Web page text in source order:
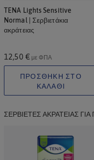
TENA Lights Sensitive
Normal | Σερβιετάκια
ακράτειας
12,50 € με ΦΠΑ
ΠΡΟΣΘΗΚΗ ΣΤΟ
ΚΑΛΑΘΙ
ΣΕΡΒΙΈΤΕΣ ΑΚΡΆΤΕΙΑΣ ΓΙΑ